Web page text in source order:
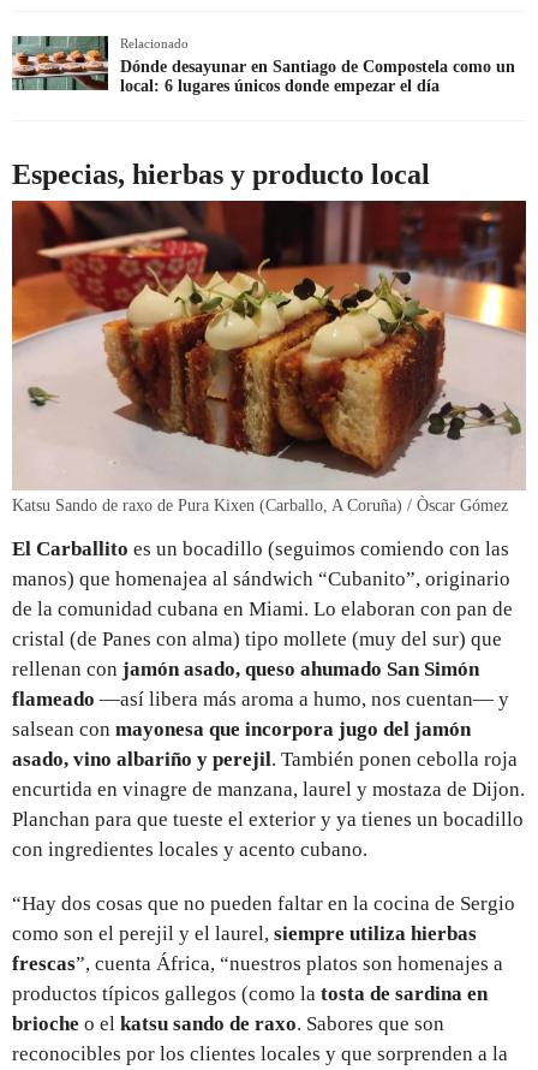
Relacionado
Dónde desayunar en Santiago de Compostela como un
local: 6 lugares únicos donde empezar el día
Especias, hierbas y producto local
Katsu Sando de raxo de Pura Kixen (Carballo, A Coruña) / Òscar Gómez
El Carballito es un bocadillo (seguimos comiendo con las
manos) que homenajea al sándwich “Cubanito”, originario
de la comunidad cubana en Miami. Lo elaboran con pan de
cristal (de Panes con alma) tipo mollete (muy del sur) que
rellenan con jamón asado, queso ahumado San Simón
flameado —así libera más aroma a humo, nos cuentan— y
salsean con mayonesa que incorpora jugo del jamón
asado, vino albariño y perejil. También ponen cebolla roja
encurtida en vinagre de manzana, laurel y mostaza de Dijon.
Planchan para que tueste el exterior y ya tienes un bocadillo
con ingredientes locales y acento cubano.
“Hay dos cosas que no pueden faltar en la cocina de Sergio
como son el perejil y el laurel, siempre utiliza hierbas
frescas”, cuenta África, “nuestros platos son homenajes a
productos típicos gallegos (como la tosta de sardina en
brioche o el katsu sando de raxo. Sabores que son
reconocibles por los clientes locales y que sorprenden a la